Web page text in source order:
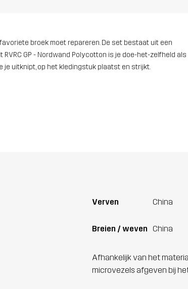
broek moet repareren. De set bestaat uit een
GP - Nordwand Polycotton is je doe-het-zelfheld als
uitknipt, op het kledingstuk plaatst en strijkt.
Verven China
Breien / weven China
Afhankelijk van het
microvezels afgeven bij